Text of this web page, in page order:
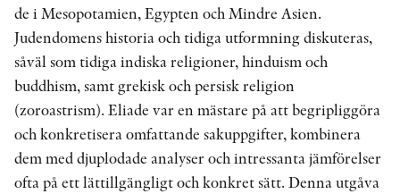
de i Mesopotamien, Egypten och Mindre Asien.
Judendomens historia och tidiga utformning diskuteras,
såväl som tidiga indiska religioner, hinduism och
buddhism, samt grekisk och persisk religion
(zoroastrism). Eliade var en mästare på att begripliggöra
och konkretisera omfattande sakuppgifter, kombinera
dem med djuplodade analyser och intressanta jämförelser
ofta på ett lättillgängligt och konkret sätt. Denna utgåva